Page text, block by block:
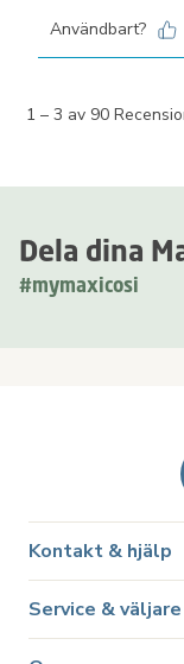
Dela dina
#mymaxicosi
Användbart?
1 – 3 av 90
Kontakt & hjälp
Service & väljare